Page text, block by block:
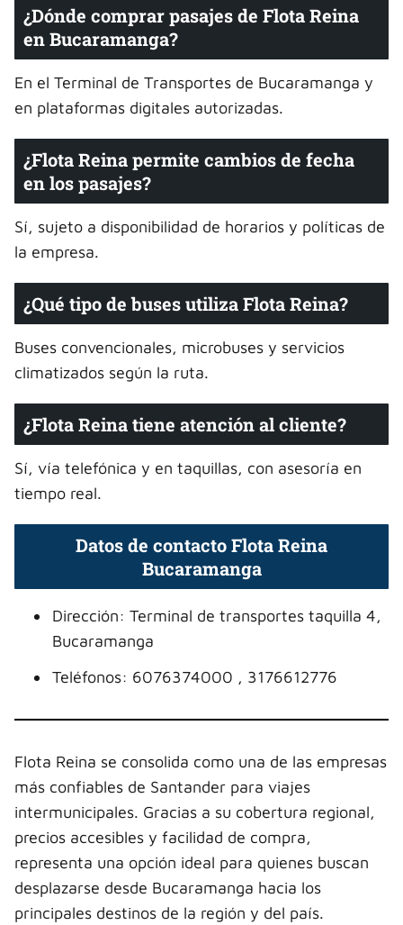
¿Dónde comprar pasajes de Flota Reina
en Bucaramanga?
En el Terminal de Transportes de Bucaramanga y
en plataformas digitales autorizadas.
¿Flota Reina permite cambios de fecha
en los pasajes?
Sí, sujeto a disponibilidad de horarios y políticas de
la empresa.
¿Qué tipo de buses utiliza Flota Reina?
Buses convencionales, microbuses y servicios
climatizados según la ruta.
¿Flota Reina tiene atención al cliente?
Sí, vía telefónica y en taquillas, con asesoría en
tiempo real.
Datos de contacto Flota Reina
Bucaramanga
Dirección: Terminal de transportes taquilla 4,
Bucaramanga
Teléfonos: 6076374000 , 3176612776
Flota Reina se consolida como una de las empresas
más confiables de Santander para viajes
intermunicipales. Gracias a su cobertura regional,
precios accesibles y facilidad de compra,
representa una opción ideal para quienes buscan
desplazarse desde Bucaramanga hacia los
principales destinos de la región y del país.